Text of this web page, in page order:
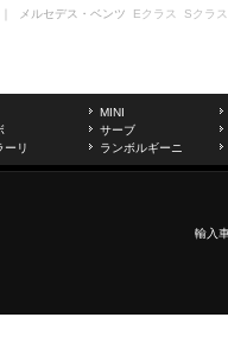
｜ メルセデス・ベンツ Eクラス Sクラス
MINI
サーブ
ーリ ランボルギーニ
輸入